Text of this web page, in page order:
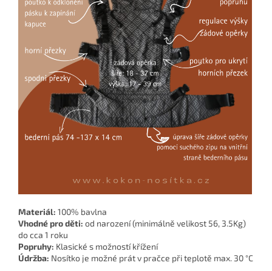
Materiál: 100% bavlna
Vhodné pro děti: od narození (minimálně velikost 56, 3.5Kg)
do cca 1 roku
Popruhy: Klasické s možností křížení
Údržba: Nosítko je možné prát v pračce při teplotě max. 30 °C